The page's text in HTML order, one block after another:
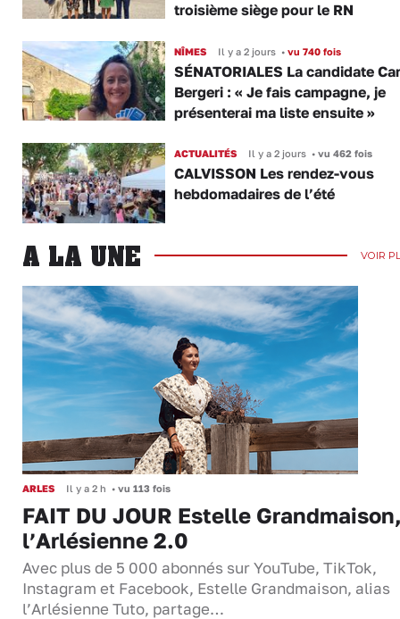
troisième siège pour le RN
NÎMES Il y a 2 jours •vu 740 fois
SÉNATORIALES La candidate
Bergeri : « Je fais campagne, je
présenterai ma liste ensuite »
ACTUALITÉS Il y a 2 jours •vu 462 fois
CALVISSON Les rendez-vous
hebdomadaires de l’été
A LA UNE VOIR
ARLES Il y a 2 h • vu 113 fois
FAIT DU JOUR Estelle
l’Arlésienne 2.0
Avec plus de 5 000 abonnés sur YouTube, TikTok,
Instagram et Facebook, Estelle Grandmaison, alias
l’Arlésienne Tuto, partage…